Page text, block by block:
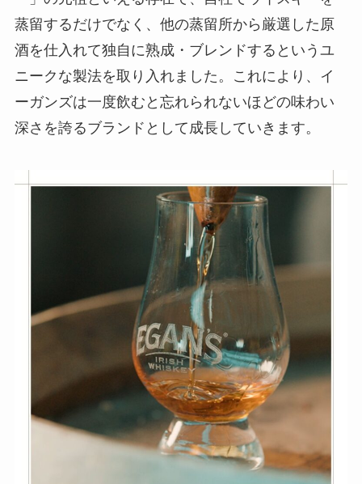
蒸留するだけでなく、他の蒸留所から厳選した原
酒を仕入れて独自に熟成・ブレンドするというユ
ニークな製法を取り入れました。これにより、イ
ーガンズは一度飲むと忘れられないほどの味わい
深さを誇るブランドとして成長していきます。